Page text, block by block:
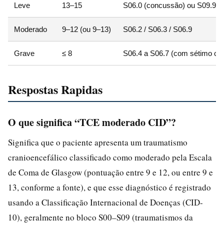
Leve 13–15 S06.0 (concussão) ou S09.9
Moderado 9–12 (ou 9–13) S06.2 / S06.3 / S06.9
Grave ≤ 8 S06.4 a S06.7 (com sétimo
Respostas Rapidas
O que significa “TCE moderado CID”?
Significa que o paciente apresenta um traumatismo
cranioencefálico classificado como moderado pela Escala
de Coma de Glasgow (pontuação entre 9 e 12, ou entre 9 e
13, conforme a fonte), e que esse diagnóstico é registrado
usando a Classificação Internacional de Doenças (CID-
10), geralmente no bloco S00–S09 (traumatismos da